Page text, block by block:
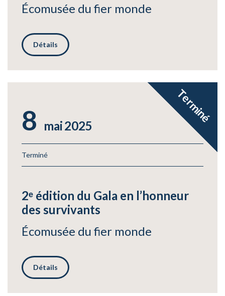
Écomusée du fier monde
Détails
Terminé
8 mai2025
Terminé
2ᵉ édition du Gala en l’honneur
des survivants
Écomusée du fier monde
Détails